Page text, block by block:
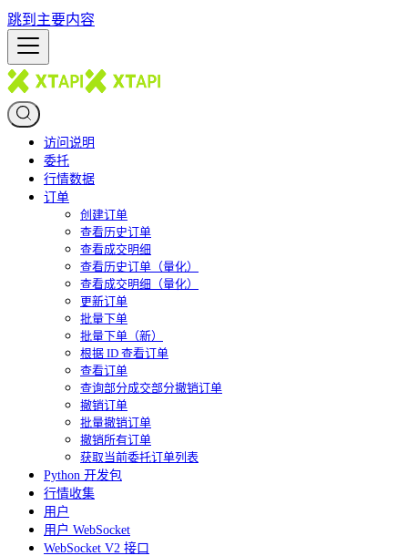
跳到主要内容
访问说明
委托
行情数据
订单
创建订单
查看历史订单
查看成交明细
查看历史订单（量化）
查看成交明细（量化）
更新订单
批量下单
批量下单（新）
根据 ID 查看订单
查看订单
查询部分成交部分撤销订单
撤销订单
批量撤销订单
撤销所有订单
获取当前委托订单列表
Python 开发包
行情收集
用户
用户 WebSocket
WebSocket V2 接口